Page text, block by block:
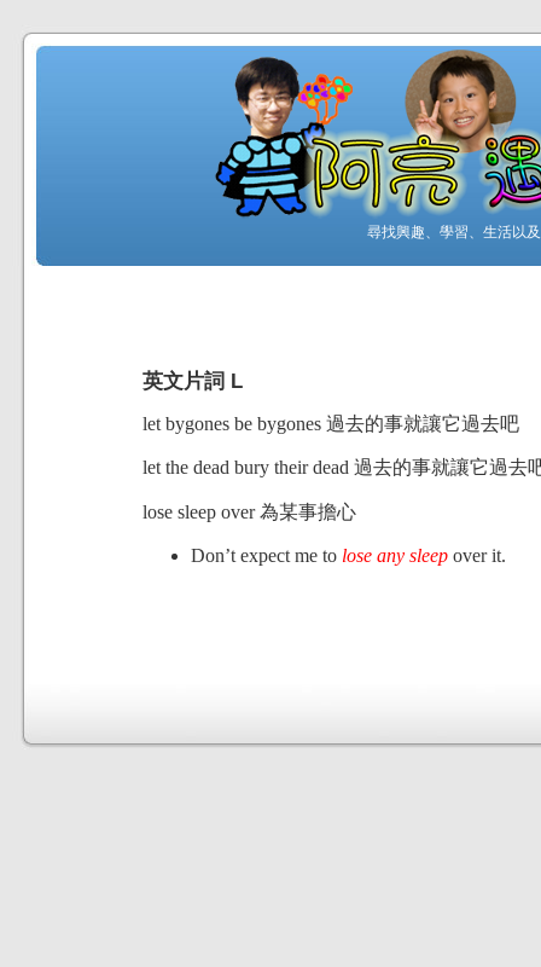
尋找興趣、學習、生活以
英文片詞 L
let bygones be bygones 過去的事就讓它過去吧
let the dead bury their dead 過去的事就讓它過去
lose sleep over 為某事擔心
Don’t expect me to lose any sleep over it.